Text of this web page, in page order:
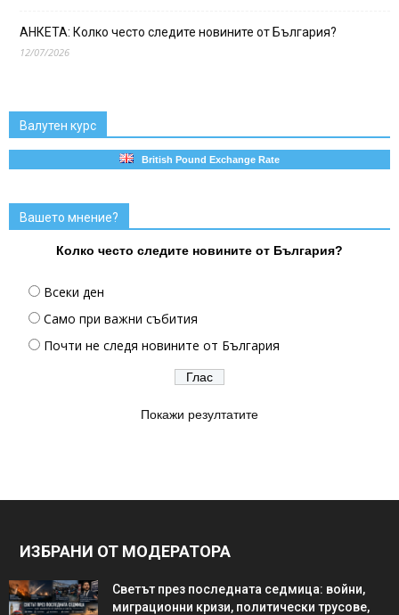
АНКЕТА: Колко често следите новините от България?
12/07/2026
Валутен курс
British Pound Exchange Rate
Вашето мнение?
Колко често следите новините от България?
Всеки ден
Само при важни събития
Почти не следя новините от България
Покажи резултатите
ИЗБРАНИ ОТ МОДЕРАТОРА
Светът през последната седмица: войни,
миграционни кризи, политически трусове,